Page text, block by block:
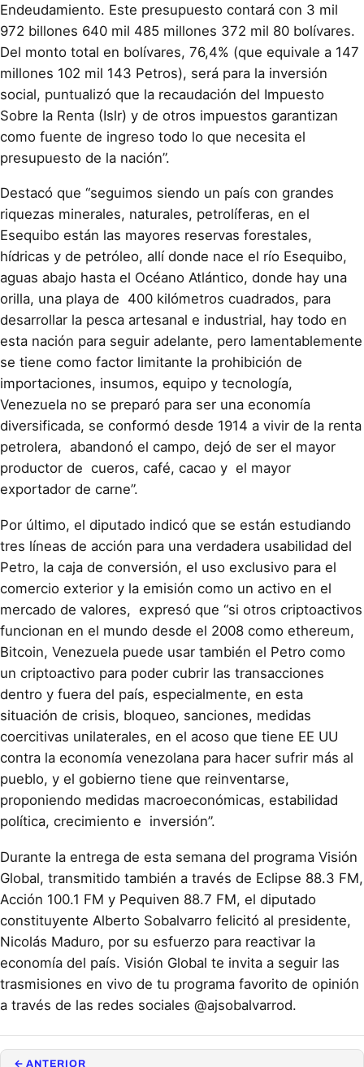
Endeudamiento. Este presupuesto contará con 3 mil
972 billones 640 mil 485 millones 372 mil 80 bolívares.
Del monto total en bolívares, 76,4% (que equivale a 147
millones 102 mil 143 Petros), será para la inversión
social, puntualizó que la recaudación del Impuesto
Sobre la Renta (Islr) y de otros impuestos garantizan
como fuente de ingreso todo lo que necesita el
presupuesto de la nación”.
Destacó que “seguimos siendo un país con grandes
riquezas minerales, naturales, petrolíferas, en el
Esequibo están las mayores reservas forestales,
hídricas y de petróleo, allí donde nace el río Esequibo,
aguas abajo hasta el Océano Atlántico, donde hay una
orilla, una playa de 400 kilómetros cuadrados, para
desarrollar la pesca artesanal e industrial, hay todo en
esta nación para seguir adelante, pero lamentablemente
se tiene como factor limitante la prohibición de
importaciones, insumos, equipo y tecnología,
Venezuela no se preparó para ser una economía
diversificada, se conformó desde 1914 a vivir de la renta
petrolera, abandonó el campo, dejó de ser el mayor
productor de cueros, café, cacao y el mayor
exportador de carne”.
Por último, el diputado indicó que se están estudiando
tres líneas de acción para una verdadera usabilidad del
Petro, la caja de conversión, el uso exclusivo para el
comercio exterior y la emisión como un activo en el
mercado de valores, expresó que “si otros criptoactivos
funcionan en el mundo desde el 2008 como ethereum,
Bitcoin, Venezuela puede usar también el Petro como
un criptoactivo para poder cubrir las transacciones
dentro y fuera del país, especialmente, en esta
situación de crisis, bloqueo, sanciones, medidas
coercitivas unilaterales, en el acoso que tiene EE UU
contra la economía venezolana para hacer sufrir más al
pueblo, y el gobierno tiene que reinventarse,
proponiendo medidas macroeconómicas, estabilidad
política, crecimiento e inversión”.
Durante la entrega de esta semana del programa Visión
Global, transmitido también a través de Eclipse 88.3 FM,
Acción 100.1 FM y Pequiven 88.7 FM, el diputado
constituyente Alberto Sobalvarro felicitó al presidente,
Nicolás Maduro, por su esfuerzo para reactivar la
economía del país. Visión Global te invita a seguir las
trasmisiones en vivo de tu programa favorito de opinión
a través de las redes sociales @ajsobalvarrod.
← ANTERIOR